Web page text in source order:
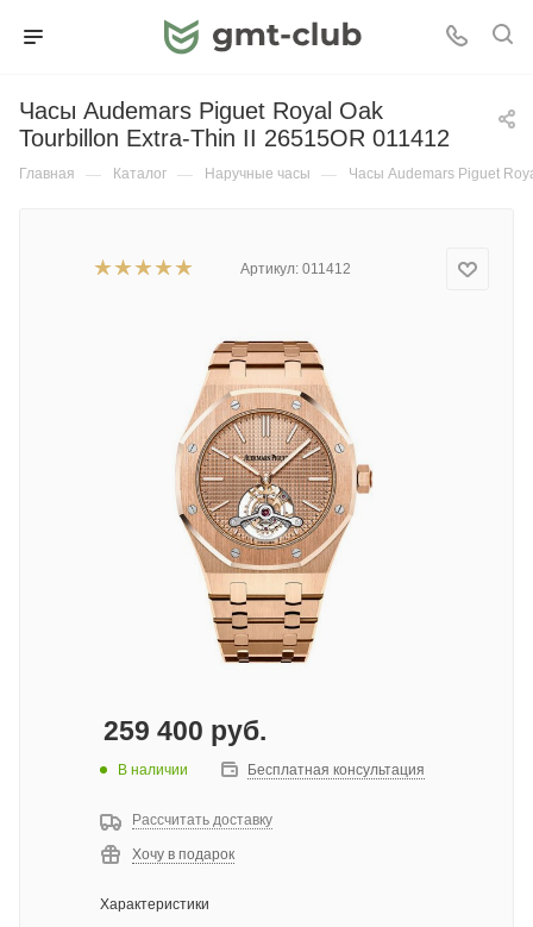
Часы Audemars Piguet Royal Oak
Tourbillon Extra-Thin II 26515OR 011412
Главная — Каталог — Наручные часы — Часы Audemars Piguet
Артикул: 011412
259 400 руб.
В наличии Бесплатная консультация
Рассчитать доставку
Хочу в подарок
Характеристики